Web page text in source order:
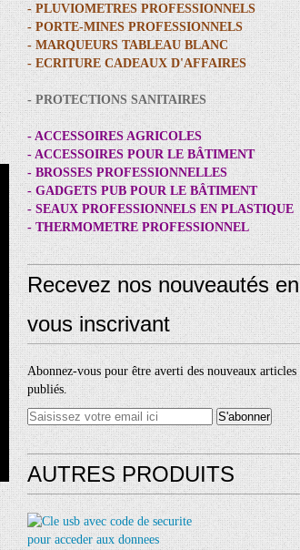
- PLUVIOMETRES PROFESSIONNELS
- PORTE-MINES PROFESSIONNELS
- MARQUEURS TABLEAU BLANC
- ECRITURE CADEAUX D'AFFAIRES
- PROTECTIONS SANITAIRES
- ACCESSOIRES AGRICOLES
- ACCESSOIRES POUR LE BÂTIMENT
- BROSSES PROFESSIONNELLES
- GADGETS PUB POUR LE BÂTIMENT
- SEAUX PROFESSIONNELS EN PLASTIQUE
- THERMOMETRE PROFESSIONNEL
Recevez nos nouveautés en
vous inscrivant
Abonnez-vous pour être averti des nouveaux articles
publiés.
AUTRES PRODUITS